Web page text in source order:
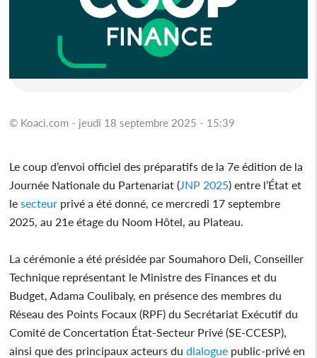
© Koaci.com - jeudi 18 septembre 2025 - 15:39
Le coup d’envoi officiel des préparatifs de la 7e édition de la
Journée Nationale du Partenariat (JNP 2025) entre l’État et
le secteur privé a été donné, ce mercredi 17 septembre
2025, au 21e étage du Noom Hôtel, au Plateau.
La cérémonie a été présidée par Soumahoro Deli, Conseiller
Technique représentant le Ministre des Finances et du
Budget, Adama Coulibaly, en présence des membres du
Réseau des Points Focaux (RPF) du Secrétariat Exécutif du
Comité de Concertation État-Secteur Privé (SE-CCESP),
ainsi que des principaux acteurs du dialogue public-privé en